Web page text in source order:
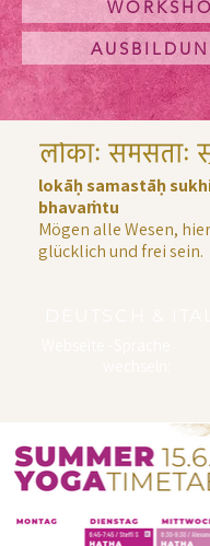
lokāḥ samastāḥ
bhavaṁtu
Mögen alle Wesen,
glücklich und frei sein.